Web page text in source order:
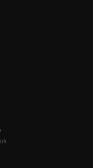
externen Medien akzeptiert
manuellen Einwilligung